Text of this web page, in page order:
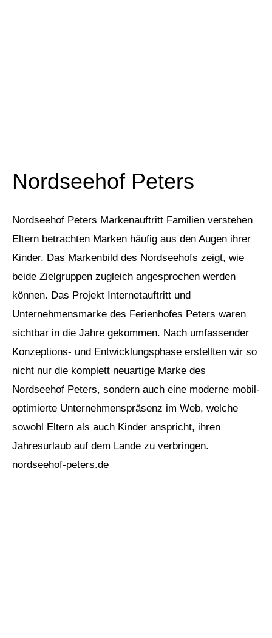
Nordseehof Peters
Nordseehof Peters Markenauftritt Familien verstehen
Eltern betrachten Marken häufig aus den Augen ihrer
Kinder. Das Markenbild des Nordseehofs zeigt, wie
beide Zielgruppen zugleich angesprochen werden
können. Das Projekt Internetauftritt und
Unternehmensmarke des Ferienhofes Peters waren
sichtbar in die Jahre gekommen. Nach umfassender
Konzeptions- und Entwicklungsphase erstellten wir so
nicht nur die komplett neuartige Marke des
Nordseehof Peters, sondern auch eine moderne mobil-
optimierte Unternehmenspräsenz im Web, welche
sowohl Eltern als auch Kinder anspricht, ihren
Jahresurlaub auf dem Lande zu verbringen.
nordseehof-peters.de